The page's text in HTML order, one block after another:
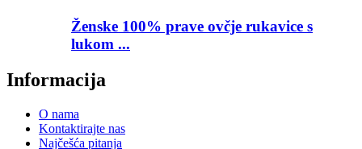
Ženske 100% prave ovčje rukavice s
lukom ...
Informacija
O nama
Kontaktirajte nas
Najčešća pitanja